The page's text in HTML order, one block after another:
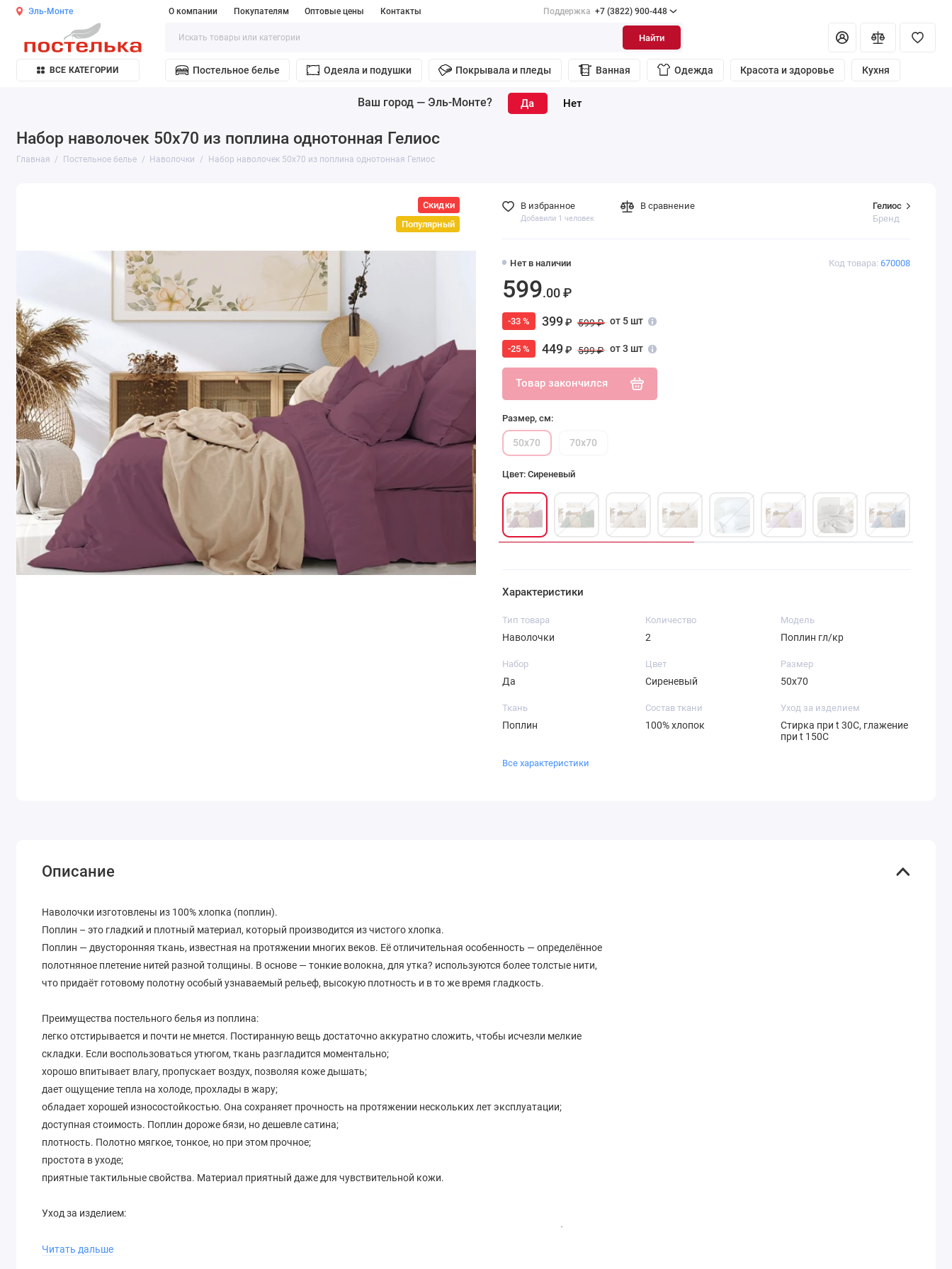
Эль-Монте О компании Покупателям Оптовые цены Контакты Поддержка +7 (3822) 900-448
Найти
ВСЕ КАТЕГОРИИ Постельное белье Одеяла и подушки Покрывала и пледы Ванная Одежда Красота и здоровье Кухня
Ваш город — Эль-Монте?
Набор наволочек 50х70 из поплина однотонная Гелиос
Главная Постельное белье Наволочки Набор наволочек 50х70 из поплина однотонная Гелиос
Скидки
Популярный
Код товара: 670008
Гелиос
Бренд
Нет в наличии
599.00 ₽
-33 % 399₽ 599 ₽ от 5 шт
-25 % 449₽ 599 ₽ от 3 шт
Товар закончился
Размер, см:
50х70 70х70
Цвет: Сиреневый
В избранное
Добавили 1 человек
В сравнение
Характеристики
Тип товара
Наволочки
Количество
2
Модель
Поплин гл/кр
Набор
Да
Цвет
Сиреневый
Размер
50х70
Ткань
Поплин
Состав ткани
100% хлопок
Уход за изделием
Стирка при t 30С, глажение
при t 150С
Все характеристики
Описание
Наволочки изготовлены из 100% хлопка (поплин).
Поплин – это гладкий и плотный материал, который производится из чистого хлопка.
Поплин — двусторонняя ткань, известная на протяжении многих веков. Её отличительная особенность — определённое
полотняное плетение нитей разной толщины. В основе — тонкие волокна, для утка? используются более толстые нити,
что придаёт готовому полотну особый узнаваемый рельеф, высокую плотность и в то же время гладкость.
Преимущества постельного белья из поплина:
легко отстирывается и почти не мнется. Постиранную вещь достаточно аккуратно сложить, чтобы исчезли мелкие
складки. Если воспользоваться утюгом, ткань разгладится моментально;
хорошо впитывает влагу, пропускает воздух, позволяя коже дышать;
дает ощущение тепла на холоде, прохлады в жару;
обладает хорошей износостойкостью. Она сохраняет прочность на протяжении нескольких лет эксплуатации;
доступная стоимость. Поплин дороже бязи, но дешевле сатина;
плотность. Полотно мягкое, тонкое, но при этом прочное;
простота в уходе;
приятные тактильные свойства. Материал приятный даже для чувствительной кожи.
Уход за изделием:
Поплин рекомендуется стирать в машине при температуре не выше 40°C, используя мягкие моющие средства без
отбеливающих агентов. Лучше всего стирать поплин отдельно от других материалов, чтобы избежать механических
Читать дальше